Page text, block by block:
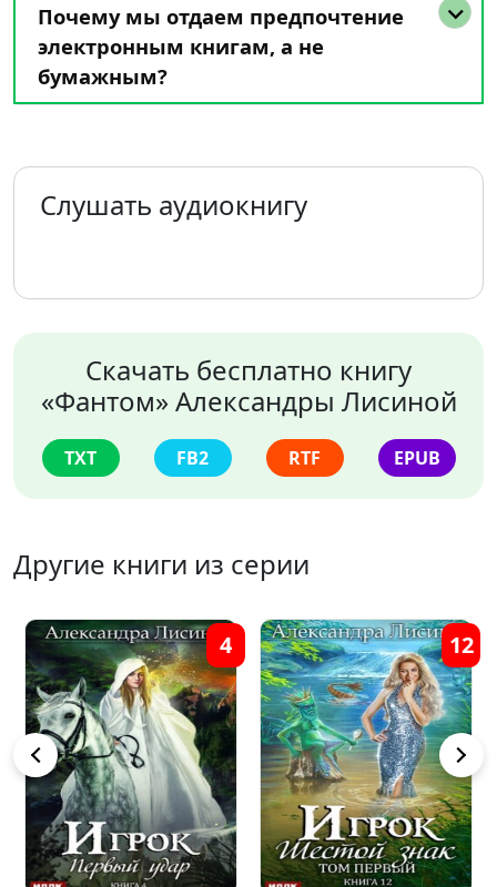
Почему мы отдаем предпочтение
электронным книгам, а не
бумажным?
Слушать аудиокнигу
Скачать бесплатно книгу
«Фантом» Александры Лисиной
TXT FB2 RTF EPUB
Другие книги из серии
4 12